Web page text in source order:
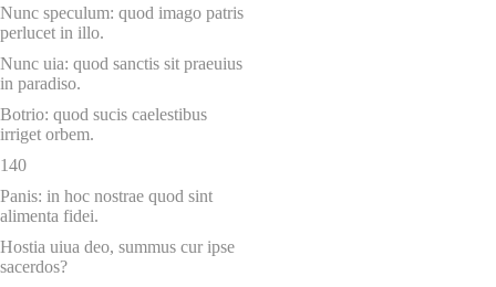
Nunc speculum: quod imago patris
perlucet in illo.
Nunc uia: quod sanctis sit praeuius
in paradiso.
Botrio: quod sucis caelestibus
irriget orbem.
140
Panis: in hoc nostrae quod sint
alimenta fidei.
Hostia uiua deo, summus cur ipse
sacerdos?